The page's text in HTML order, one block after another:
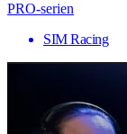
PRO-serien
SIM Racing